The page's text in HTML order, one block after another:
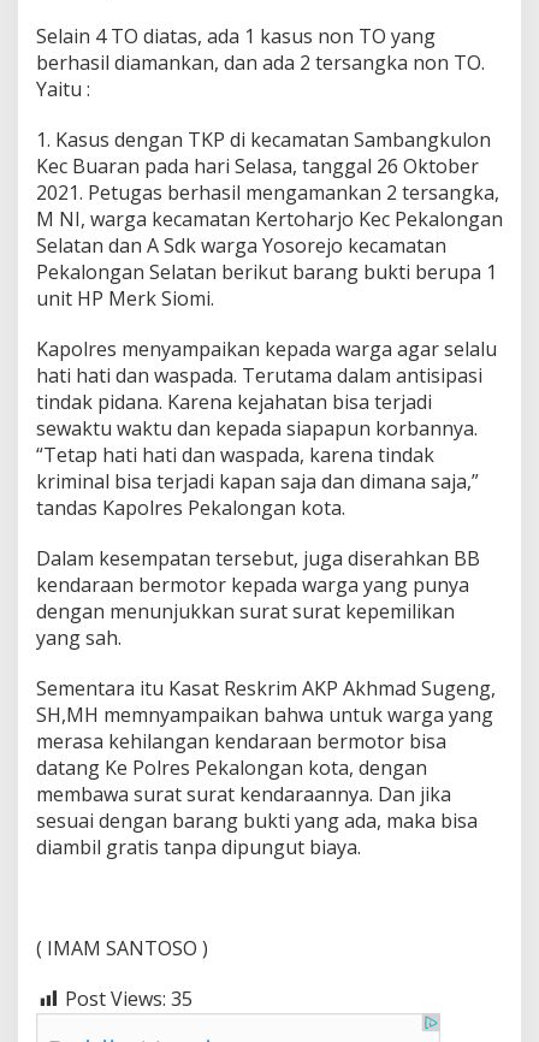
Selain 4 TO diatas, ada 1 kasus non TO yang
berhasil diamankan, dan ada 2 tersangka non TO.
Yaitu :
1. Kasus dengan TKP di kecamatan Sambangkulon
Kec Buaran pada hari Selasa, tanggal 26 Oktober
2021. Petugas berhasil mengamankan 2 tersangka,
M NI, warga kecamatan Kertoharjo Kec Pekalongan
Selatan dan A Sdk warga Yosorejo kecamatan
Pekalongan Selatan berikut barang bukti berupa 1
unit HP Merk Siomi.
Kapolres menyampaikan kepada warga agar selalu
hati hati dan waspada. Terutama dalam antisipasi
tindak pidana. Karena kejahatan bisa terjadi
sewaktu waktu dan kepada siapapun korbannya.
“Tetap hati hati dan waspada, karena tindak
kriminal bisa terjadi kapan saja dan dimana saja,”
tandas Kapolres Pekalongan kota.
Dalam kesempatan tersebut, juga diserahkan BB
kendaraan bermotor kepada warga yang punya
dengan menunjukkan surat surat kepemilikan
yang sah.
Sementara itu Kasat Reskrim AKP Akhmad Sugeng,
SH,MH memnyampaikan bahwa untuk warga yang
merasa kehilangan kendaraan bermotor bisa
datang Ke Polres Pekalongan kota, dengan
membawa surat surat kendaraannya. Dan jika
sesuai dengan barang bukti yang ada, maka bisa
diambil gratis tanpa dipungut biaya.
( IMAM SANTOSO )
Post Views: 35